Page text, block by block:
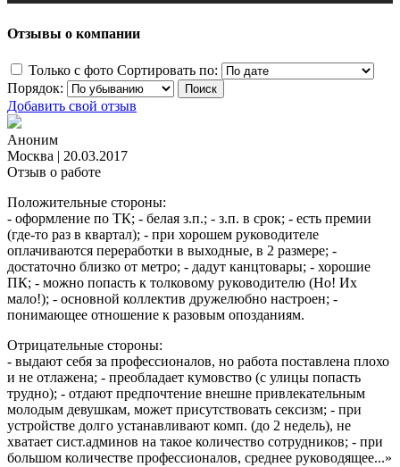
Отзывы о компании
Только с фото Сортировать по:
Порядок:
Добавить свой отзыв
Аноним
Москва | 20.03.2017
Отзыв о работе
Положительные стороны:
- оформление по ТК; - белая з.п.; - з.п. в срок; - есть премии
(где-то раз в квартал); - при хорошем руководителе
оплачиваются переработки в выходные, в 2 размере; -
достаточно близко от метро; - дадут канцтовары; - хорошие
ПК; - можно попасть к толковому руководителю (Но! Их
мало!); - основной коллектив дружелюбно настроен; -
понимающее отношение к разовым опозданиям.
Отрицательные стороны:
- выдают себя за профессионалов, но работа поставлена плохо
и не отлажена; - преобладает кумовство (с улицы попасть
трудно); - отдают предпочтение внешне привлекательным
молодым девушкам, может присутствовать сексизм; - при
устройстве долго устанавливают комп. (до 2 недель), не
хватает сист.админов на такое количество сотрудников; - при
большом количестве профессионалов, среднее руководящее...»